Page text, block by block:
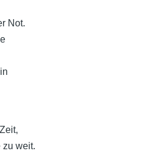
Not.
zu weit.